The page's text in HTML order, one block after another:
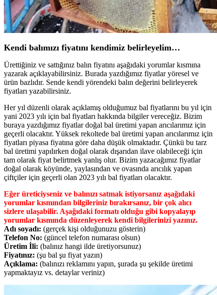
Kendi balımızı fiyatını kendimiz belirleyelim…
Ürettiğiniz ve sattığınız balın fiyatını aşağıdaki yorumlar kısmına
yazarak açıklayabilirsiniz. Burada yazdığımız fiyatlar yöresel ve
ürün bazlıdır. Sende kendi yörendeki balın değerini belirleyerek
fiyatları yazabilirsiniz.
Her yıl düzenli olarak açıklamış olduğumuz bal fiyatlarını bu yıl için
yani 2023 yılı için bal fiyatları hakkında bilgiler vereceğiz. Bizim
buraya yazdığımız fiyatlar doğal bal üretimi yapan arıcılarımız için
geçerli olacaktır. Yüksek rekoltede bal üretimi yapan arıcılarımız için
fiyatları piyasa fiyatına göre daha düşük olmaktadır. Çünkü bu tarz
bal üretimi yapılırken doğal olarak dışarıdan ilave olabileceği için
tam olarak fiyat belirtmek yanlış olur. Bizim yazacağımız fiyatlar
doğal olarak köyünde, yaylasından ve ovasında arıcılık yapan
çiftçiler için geçerli olan 2023 yılı bal fiyatları olacaktır.
Eğer üreticiyseniz ve balınızı satmak istiyorsanız aşağıdaki
yorumlar kısmından bilgileriniz bırakırsanız, bir çok alıcı
sizlere ulaşabilir. Aşağıdaki formatı olduğu gibi kopyalayıp
yorumlar kısmında düzenleyerek kendi bilgilerinizi yazınız.
Adı soyadı: (gerçek kişi olduğunuzu gösterin)
Telefon No: (güncel telefon numarası olsun)
Üretim İli: (balınız hangi ilde üretiyorsunuz)
Fiyatınız: (şu bal şu fiyat yazın)
Açıklama: (balınızı reklamını yapın, şurada şu şekilde üretimi
yapmaktayız vs. detaylar veriniz)